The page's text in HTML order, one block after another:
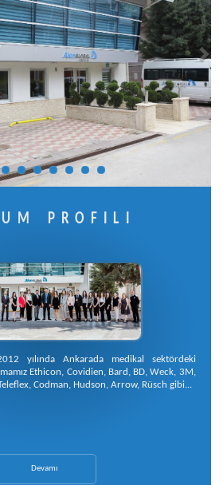
PROFİLİ
yılında Ankarada medikal sektördeki
Ethicon, Covidien, Bard, BD, Weck, 3M,
Codman, Hudson, Arrow, Rüsch gibi...
Devamı